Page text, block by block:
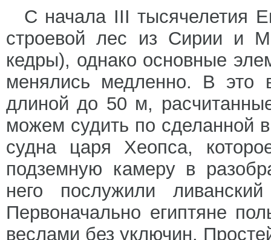
С начала III тысячелетия
строевой лес из Сирии и
кедры), однако основные
менялись медленно. В это
длиной до 50 м,
можем судить по сделанной
судна царя Хеопса,
подземную камеру в
него послужили
Первоначально египтяне
веслами без уключин.